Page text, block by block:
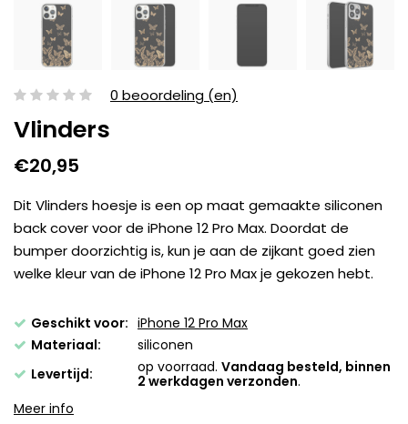
0 beoordeling (en)
Vlinders
€20,95
Dit Vlinders hoesje is een op maat gemaakte siliconen
back cover voor de iPhone 12 Pro Max. Doordat de
bumper doorzichtig is, kun je aan de zijkant goed zien
welke kleur van de iPhone 12 Pro Max je gekozen hebt.
Geschikt voor: iPhone 12 Pro Max
Materiaal:
siliconen
Levertijd:
op voorraad. Vandaag besteld, binnen
2 werkdagen verzonden.
Meer info